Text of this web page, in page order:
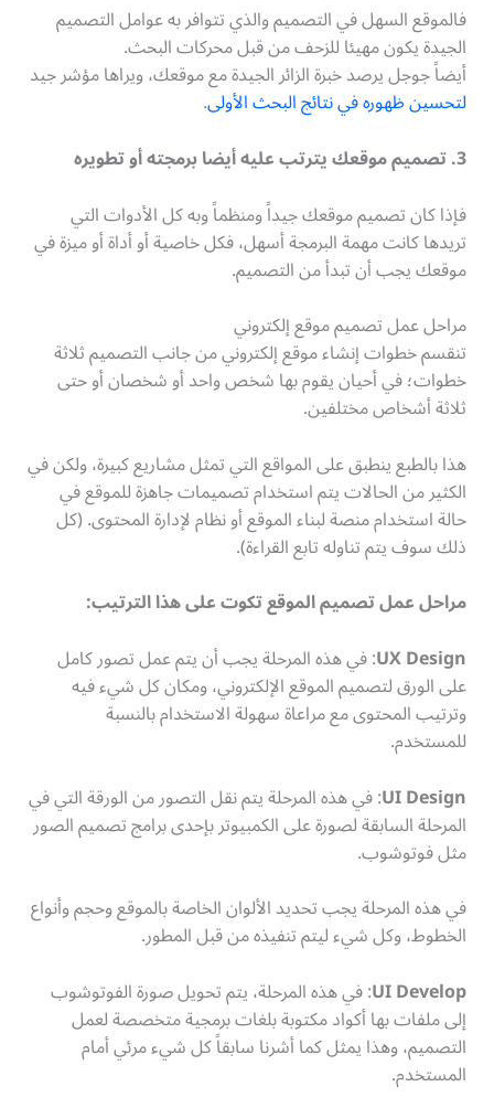
فالموقع السهل في التصميم والذي تتوافر به عوامل التصميم
الجيدة يكون مهيئا للزحف من قبل محركات البحث.
أيضاً جوجل يرصد خبرة الزائر الجيدة مع موقعك، ويراها مؤشر جيد
لتحسين ظهوره في نتائج البحث الأولى.
3. تصميم موقعك يترتب عليه أيضا برمجته أو تطويره
فإذا كان تصميم موقعك جيداً ومنظماً وبه كل الأدوات التي
تريدها كانت مهمة البرمجة أسهل، فكل خاصية أو أداة أو ميزة في
موقعك يجب أن تبدأ من التصميم.
مراحل عمل تصميم موقع إلكتروني
تنقسم خطوات إنشاء موقع إلكتروني من جانب التصميم ثلاثة
خطوات؛ في أحيان يقوم بها شخص واحد أو شخصان أو حتى
ثلاثة أشخاص مختلفين.
هذا بالطبع ينطبق على المواقع التي تمثل مشاريع كبيرة، ولكن في
الكثير من الحالات يتم استخدام تصميمات جاهزة للموقع في
حالة استخدام منصة لبناء الموقع أو نظام لإدارة المحتوى. (كل
ذلك سوف يتم تناوله تابع القراءة).
مراحل عمل تصميم الموقع تكوت على هذا الترتيب:
UX Design: في هذه المرحلة يجب أن يتم عمل تصور كامل
على الورق لتصميم الموقع الإلكتروني، ومكان كل شيء فيه
وترتيب المحتوى مع مراعاة سهولة الاستخدام بالنسبة
للمستخدم.
UI Design: في هذه المرحلة يتم نقل التصور من الورقة التي في
المرحلة السابقة لصورة على الكمبيوتر بإحدى برامج تصميم الصور
مثل فوتوشوب.
في هذه المرحلة يجب تحديد الألوان الخاصة بالموقع وحجم وأنواع
الخطوط، وكل شيء ليتم تنفيذه من قبل المطور.
UI Develop: في هذه المرحلة، يتم تحويل صورة الفوتوشوب
إلى ملفات بها أكواد مكتوبة بلغات برمجية متخصصة لعمل
التصميم، وهذا يمثل كما أشرنا سابقاً كل شيء مرئي أمام
المستخدم.